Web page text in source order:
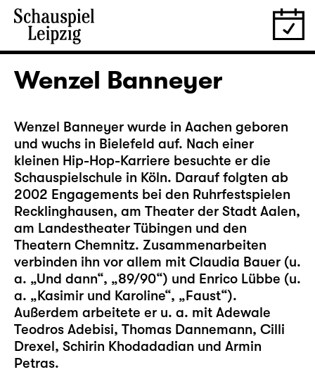
Wenzel Banneyer
Wenzel Banneyer wurde in Aachen geboren
und wuchs in Bielefeld auf. Nach einer
kleinen Hip-Hop-Karriere besuchte er die
Schauspielschule in Köln. Darauf folgten ab
2002 Engagements bei den Ruhrfestspielen
Recklinghausen, am Theater der Stadt Aalen,
am Landestheater Tübingen und den
Theatern Chemnitz. Zusammenarbeiten
verbinden ihn vor allem mit Claudia Bauer (u.
a. „Und dann“, „89/90“) und Enrico Lübbe (u.
a. „Kasimir und Karoline“, „Faust“).
Außerdem arbeitete er u. a. mit Adewale
Teodros Adebisi, Thomas Dannemann, Cilli
Drexel, Schirin Khodadadian und Armin
Petras.